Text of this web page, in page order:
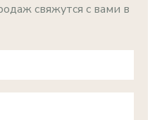
свяжутся с вами в